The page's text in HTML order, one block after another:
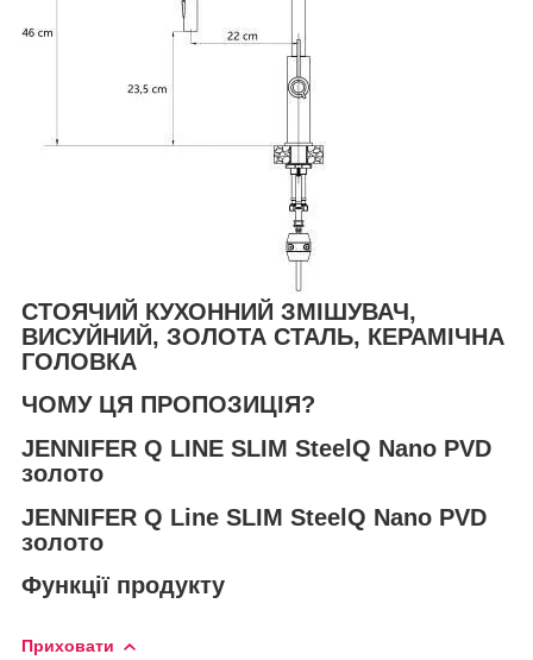
СТОЯЧИЙ КУХОННИЙ ЗМІШУВАЧ,
ВИСУЙНИЙ, ЗОЛОТА СТАЛЬ, КЕРАМІЧНА
ГОЛОВКА
ЧОМУ ЦЯ ПРОПОЗИЦІЯ?
JENNIFER Q LINE SLIM SteelQ Nano PVD
золото
JENNIFER Q Line SLIM SteelQ Nano PVD
золото
Функції продукту
Приховати